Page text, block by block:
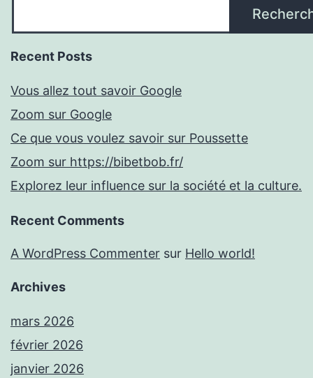
Recent Posts
Vous allez tout savoir Google
Zoom sur Google
Ce que vous voulez savoir sur Poussette
Zoom sur https://bibetbob.fr/
Explorez leur influence sur la société et la culture.
Recent Comments
A WordPress Commenter sur Hello world!
Archives
mars 2026
février 2026
janvier 2026